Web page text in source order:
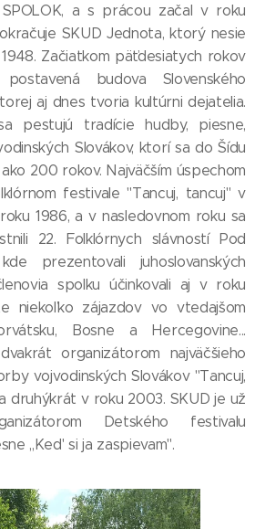
SPOLOK, a s prácou začal v roku
SKUD Jednota, ktorý nesie
Začiatkom päťdesiatych rokov
budova Slovenského
aj dnes tvoria kultúrni dejatelia.
pestujú tradície hudby, piesne,
Slovákov, ktorí sa do Šídu
200 rokov. Najväčším úspechom
festivale "Tancuj, tancuj" v
1986, a v nasledovnom roku sa
22. Folklórnych slávností Pod
prezentovali juhoslovanských
spolku účinkovali aj v roku
niekoľko zájazdov vo vtedajšom
Bosne a Hercegovine...
organizátorom najväčšieho
vojvodinských Slovákov "Tancuj,
druhýkrát v roku 2003. SKUD je už
Detského festivalu
,,Ked' si ja zaspievam".